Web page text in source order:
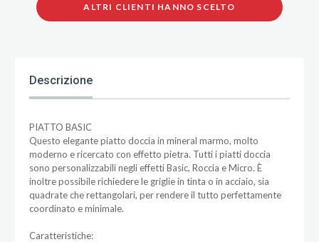
ALTRI CLIENTI HANNO SCELTO
Descrizione
PIATTO BASIC
Questo elegante piatto doccia in mineral marmo, molto
moderno e ricercato con effetto pietra. Tutti i piatti doccia
sono personalizzabili negli effetti Basic, Roccia e Micro. È
inoltre possibile richiedere le griglie in tinta o in acciaio, sia
quadrate che rettangolari, per rendere il tutto perfettamente
coordinato e minimale.
Caratteristiche: